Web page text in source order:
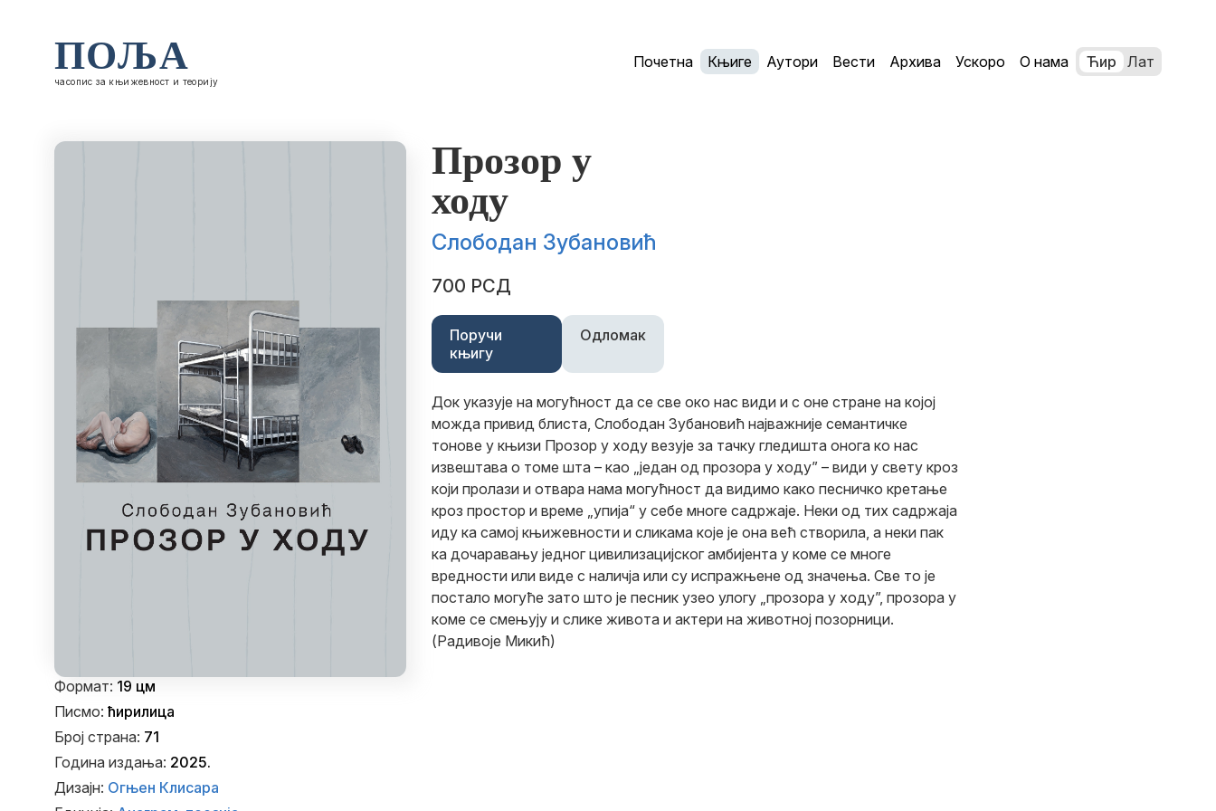
ПОЉА
часопис за књижевност и теорију
Почетна Књиге Аутори Вести Архива Ускоро О нама Ћир Лат
Формат: 19 цм
Писмо: ћирилица
Број страна: 71
Година издања: 2025.
Дизајн: Огњен Клисара
Прозор у
ходу
Слободан Зубановић
700 РСД
Поручи
књигу
Одломак
Док указује на могућност да се све око нас види и с оне стране на којој
можда привид блиста, Слободан Зубановић најважније семантичке
тонове у књизи Прозор у ходу везује за тачку гледишта онога ко нас
извештава о томе шта – као „један од прозора у ходу” – види у свету кроз
који пролази и отвара нама могућност да видимо како песничко кретање
кроз простор и време „упија“ у себе многе садржаје. Неки од тих садржаја
иду ка самој књижевности и сликама које је она већ створила, а неки пак
ка дочаравању једног цивилизацијског амбијента у коме се многе
вредности или виде с наличја или су испражњене од значења. Све то је
постало могуће зато што је песник узео улогу „прозора у ходу”, прозора у
коме се смењују и слике живота и актери на животној позорници.
(Радивоје Микић)